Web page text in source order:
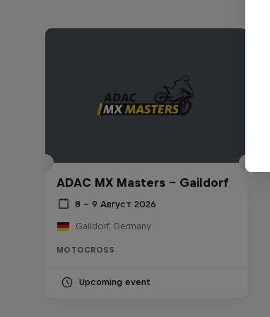
ADAC MX Masters – Gaildorf
8 – 9 Август 2026
Gaildorf, Germany
MOTOCROSS
Upcoming event